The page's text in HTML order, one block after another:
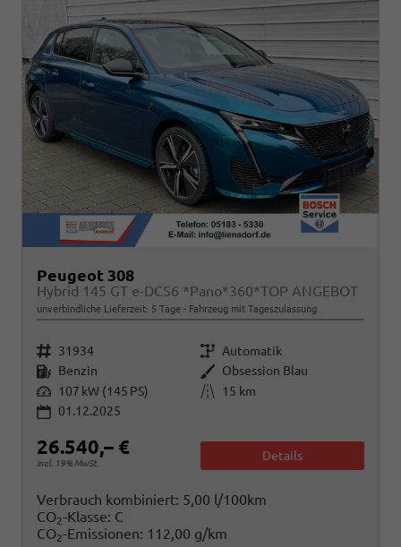
Peugeot 308
Hybrid 145 GT e-DCS6 *Pano*360*TOP ANGEBOT
unverbindliche Lieferzeit: 5 Tage Fahrzeug mit Tageszulassung
Fahrzeugnr. 31934 Getriebe Automatik
Kraftstoff Benzin Außenfarbe Obsession Blau
Leistung 107 kW (145 PS) Kilometerstand
15 km
01.12.2025
26.540,– €
incl. 19% MwSt.
Details
Verbrauch kombiniert: 5,00 l/100km
CO2-Klasse: C
CO2-Emissionen: 112,00 g/km